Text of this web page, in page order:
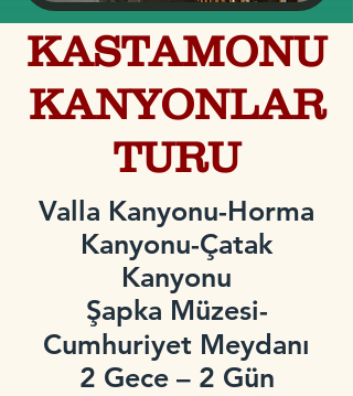
KASTAMONU
KANYONLAR
TURU
Valla Kanyonu-Horma
Kanyonu-Çatak
Kanyonu
Şapka Müzesi-
Cumhuriyet Meydanı
2 Gece – 2 Gün